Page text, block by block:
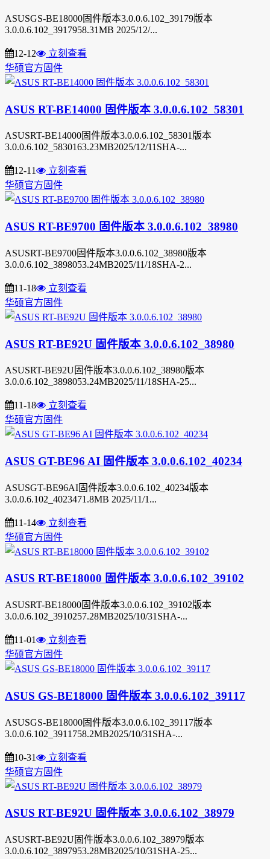
ASUSGS-BE18000固件版本3.0.0.6.102_39179版本
3.0.0.6.102_3917958.31MB 2025/12/...
12-12
立刻查看
华硕官方固件
ASUS RT-BE14000 固件版本 3.0.0.6.102_58301
ASUSRT-BE14000固件版本3.0.0.6.102_58301版本
3.0.0.6.102_5830163.23MB2025/12/11SHA-...
12-11
立刻查看
华硕官方固件
ASUS RT-BE9700 固件版本 3.0.0.6.102_38980
ASUSRT-BE9700固件版本3.0.0.6.102_38980版本
3.0.0.6.102_3898053.24MB2025/11/18SHA-2...
11-18
立刻查看
华硕官方固件
ASUS RT-BE92U 固件版本 3.0.0.6.102_38980
ASUSRT-BE92U固件版本3.0.0.6.102_38980版本
3.0.0.6.102_3898053.24MB2025/11/18SHA-25...
11-18
立刻查看
华硕官方固件
ASUS GT-BE96 AI 固件版本 3.0.0.6.102_40234
ASUSGT-BE96AI固件版本3.0.0.6.102_40234版本
3.0.0.6.102_4023471.8MB 2025/11/1...
11-14
立刻查看
华硕官方固件
ASUS RT-BE18000 固件版本 3.0.0.6.102_39102
ASUSRT-BE18000固件版本3.0.0.6.102_39102版本
3.0.0.6.102_3910257.28MB2025/10/31SHA-...
11-01
立刻查看
华硕官方固件
ASUS GS-BE18000 固件版本 3.0.0.6.102_39117
ASUSGS-BE18000固件版本3.0.0.6.102_39117版本
3.0.0.6.102_3911758.2MB2025/10/31SHA-...
10-31
立刻查看
华硕官方固件
ASUS RT-BE92U 固件版本 3.0.0.6.102_38979
ASUSRT-BE92U固件版本3.0.0.6.102_38979版本
3.0.0.6.102_3897953.28MB2025/10/31SHA-25...